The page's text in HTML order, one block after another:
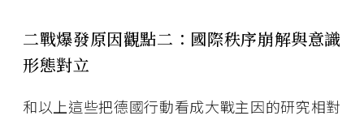
二戰爆發原因觀點二：國際秩序崩解與意識
形態對立
和以上這些把德國行動看成大戰主因的研究相對